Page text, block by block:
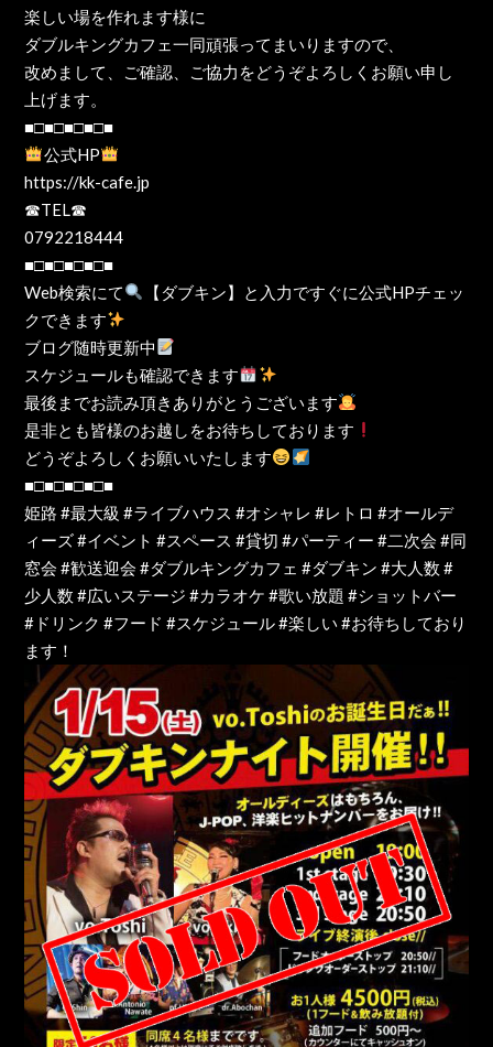
楽しい場を作れます様に
ダブルキングカフェ一同頑張ってまいりますので、
改めまして、ご確認、ご協力をどうぞよろしくお願い申し
上げます。
■□■□■□■□■
公式HP
https://kk-cafe.jp
☎TEL☎
0792218444
■□■□■□■□■
Web検索にて
【ダブキン】と入力ですぐに公式HPチェッ
クできます
ブログ随時更新中
スケジュールも確認できます
最後までお読み頂きありがとうございます
是非とも皆様のお越しをお待ちしております
どうぞよろしくお願いいたします
■□■□■□■□■
姫路 #最大級 #ライブハウス #オシャレ #レトロ #オールデ
ィーズ #イベント #スペース #貸切 #パーティー #二次会 #同
窓会 #歓送迎会 #ダブルキングカフェ #ダブキン #大人数 #
少人数 #広いステージ #カラオケ #歌い放題 #ショットバー
#ドリンク #フード #スケジュール #楽しい #お待ちしており
ます！